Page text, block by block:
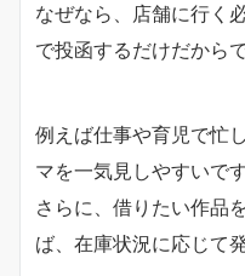
なぜなら、店舗に行く
で投函するだけだからで
例えば仕事や育児で忙
マを一気見しやすいです
さらに、借りたい作品
ば、在庫状況に応じて